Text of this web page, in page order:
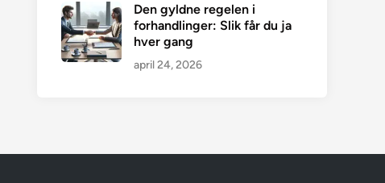
Den gyldne regelen i
forhandlinger: Slik får du ja
hver gang
april 24, 2026